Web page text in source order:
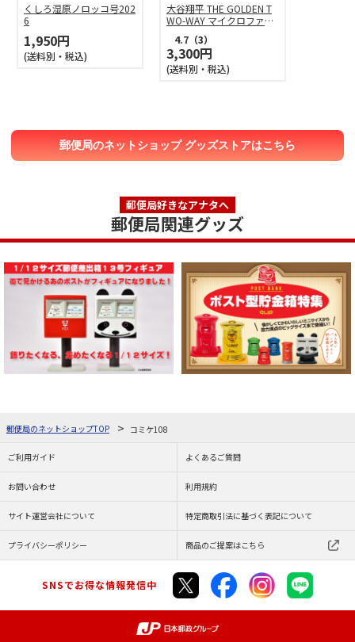
くしろ湿原ノロッコ号202
6
1,950円
(送料別・税込)
大谷翔平 THE GOLDEN T
WO-WAY マイクロファイ
バー フェイスタオル
4.7 （3）
3,300円
(送料別・税込)
郵便局のネットショップ グッズストアはこちら
郵便局好きなアナタへ
郵便局関連グッズ
郵便局のネットショップTOP コミケ108
ご利用ガイド よくあるご質問
お問い合わせ 利用規約
サイト運営会社について 特定商取引法に基づく表記について
プライバシーポリシー 商品のご提案はこちら
SNSでお得な情報発信中